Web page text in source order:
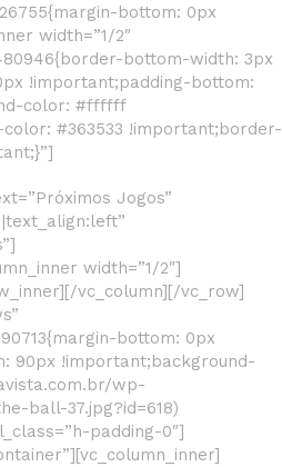
bottom: 0px
width=”1/2″
bottom-width: 3px
!important;padding-bottom:
color: #ffffff
#363533 !important;border-
Jogos”
width=”1/2″]
vc_column][/vc_row]
bottom: 0px
90px !important;background-
wp-
ball-37.jpg?id=618)
padding-0″]